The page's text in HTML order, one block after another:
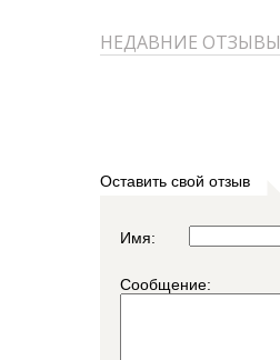
НЕДАВНИЕ ОТЗЫВЫ
Оставить свой отзыв
Имя:
Сообщение: